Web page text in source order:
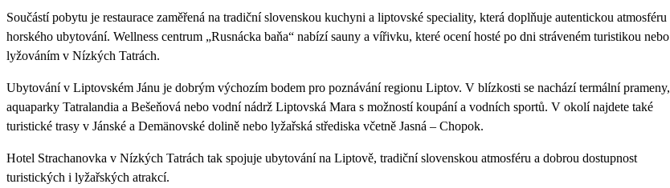
Součástí pobytu je restaurace zaměřená na tradiční slovenskou kuchyni a liptovské speciality, která doplňuje autentickou atmosféru
horského ubytování. Wellness centrum „Rusnácka baňa“ nabízí sauny a vířivku, které ocení hosté po dni stráveném turistikou nebo
lyžováním v Nízkých Tatrách.
Ubytování v Liptovském Jánu je dobrým výchozím bodem pro poznávání regionu Liptov. V blízkosti se nachází termální prameny,
aquaparky Tatralandia a Bešeňová nebo vodní nádrž Liptovská Mara s možností koupání a vodních sportů. V okolí najdete také
turistické trasy v Jánské a Demänovské dolině nebo lyžařská střediska včetně Jasná – Chopok.
Hotel Strachanovka v Nízkých Tatrách tak spojuje ubytování na Liptově, tradiční slovenskou atmosféru a dobrou dostupnost
turistických i lyžařských atrakcí.